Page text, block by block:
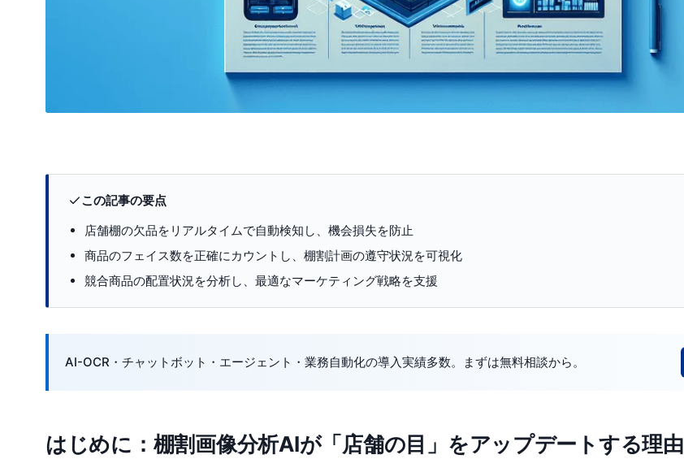
この記事の要点
店舗棚の欠品をリアルタイムで自動検知し、機会損失を防止
商品のフェイス数を正確にカウントし、棚割計画の遵守状況を可視化
競合商品の配置状況を分析し、最適なマーケティング戦略を支援
AI-OCR・チャットボット・エージェント・業務自動化の導入実績多数。まずは無料相談から。
はじめに：棚割画像分析AIが「店舗の目」をアップデートする理由